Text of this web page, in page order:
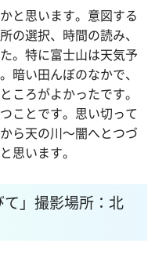
と思います。意図する
の選択、時間の読み、
。特に富士山は天気予
暗い田んぼのなかで、
ころがよかったです。
ことです。思い切って
ら天の川～闇へとつづ
思います。
」撮影場所：北